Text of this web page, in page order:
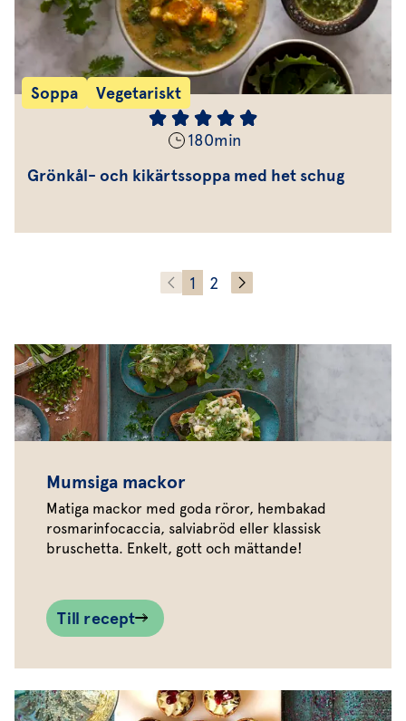
Soppa Vegetariskt
180min
Grönkål- och kikärtssoppa med het schug
1 2
Mumsiga mackor
Matiga mackor med goda röror, hembakad
rosmarinfocaccia, salviabröd eller klassisk
bruschetta. Enkelt, gott och mättande!
Till recept